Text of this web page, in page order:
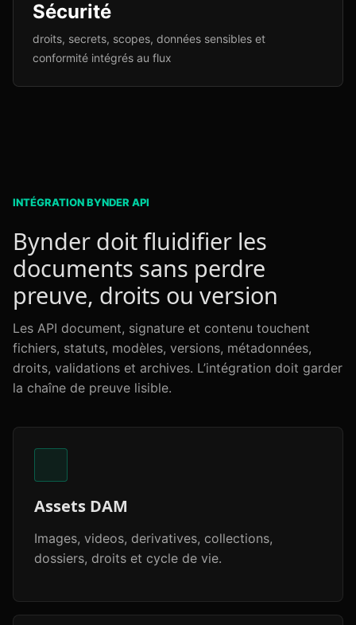
Sécurité
droits, secrets, scopes, données sensibles et
conformité intégrés au flux
INTÉGRATION BYNDER API
Bynder doit fluidifier les
documents sans perdre
preuve, droits ou version
Les API document, signature et contenu touchent
fichiers, statuts, modèles, versions, métadonnées,
droits, validations et archives. L’intégration doit garder
la chaîne de preuve lisible.
Assets DAM
Images, videos, derivatives, collections,
dossiers, droits et cycle de vie.